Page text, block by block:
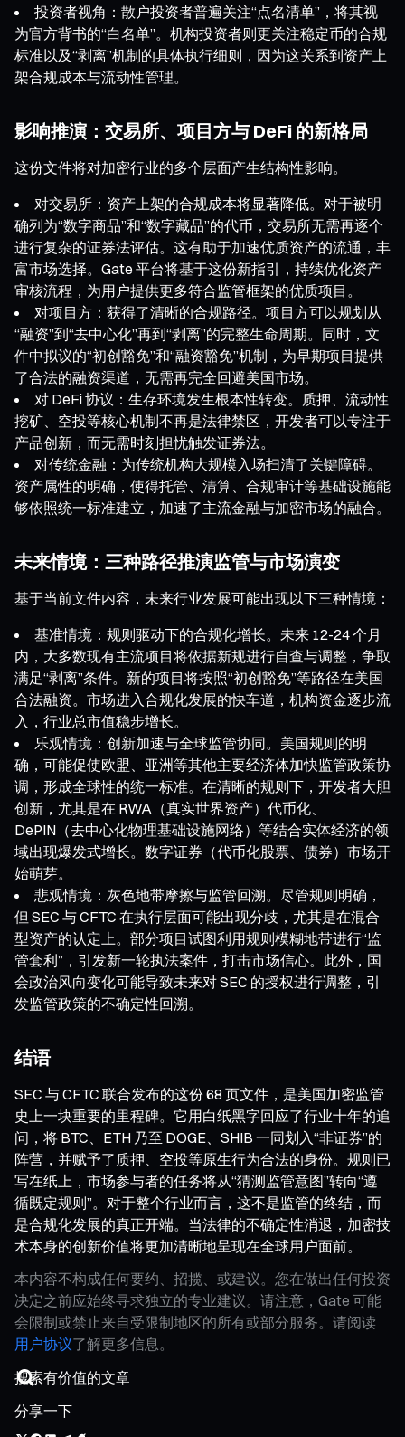
投资者视角：散户投资者普遍关注“点名清单”，将其视
为官方背书的“白名单”。机构投资者则更关注稳定币的合规
标准以及“剥离”机制的具体执行细则，因为这关系到资产上
架合规成本与流动性管理。
影响推演：交易所、项目方与 DeFi 的新格局
这份文件将对加密行业的多个层面产生结构性影响。
对交易所：资产上架的合规成本将显著降低。对于被明
确列为“数字商品”和“数字藏品”的代币，交易所无需再逐个
进行复杂的证券法评估。这有助于加速优质资产的流通，丰
富市场选择。Gate 平台将基于这份新指引，持续优化资产
审核流程，为用户提供更多符合监管框架的优质项目。
对项目方：获得了清晰的合规路径。项目方可以规划从
“融资”到“去中心化”再到“剥离”的完整生命周期。同时，文
件中拟议的“初创豁免”和“融资豁免”机制，为早期项目提供
了合法的融资渠道，无需再完全回避美国市场。
对 DeFi 协议：生存环境发生根本性转变。质押、流动性
挖矿、空投等核心机制不再是法律禁区，开发者可以专注于
产品创新，而无需时刻担忧触发证券法。
对传统金融：为传统机构大规模入场扫清了关键障碍。
资产属性的明确，使得托管、清算、合规审计等基础设施能
够依照统一标准建立，加速了主流金融与加密市场的融合。
未来情境：三种路径推演监管与市场演变
基于当前文件内容，未来行业发展可能出现以下三种情境：
基准情境：规则驱动下的合规化增长。未来 12-24 个月
内，大多数现有主流项目将依据新规进行自查与调整，争取
满足“剥离”条件。新的项目将按照“初创豁免”等路径在美国
合法融资。市场进入合规化发展的快车道，机构资金逐步流
入，行业总市值稳步增长。
乐观情境：创新加速与全球监管协同。美国规则的明
确，可能促使欧盟、亚洲等其他主要经济体加快监管政策协
调，形成全球性的统一标准。在清晰的规则下，开发者大胆
创新，尤其是在 RWA（真实世界资产）代币化、
DePIN（去中心化物理基础设施网络）等结合实体经济的领
域出现爆发式增长。数字证券（代币化股票、债券）市场开
始萌芽。
悲观情境：灰色地带摩擦与监管回溯。尽管规则明确，
但 SEC 与 CFTC 在执行层面可能出现分歧，尤其是在混合
型资产的认定上。部分项目试图利用规则模糊地带进行“监
管套利”，引发新一轮执法案件，打击市场信心。此外，国
会政治风向变化可能导致未来对 SEC 的授权进行调整，引
发监管政策的不确定性回溯。
结语
SEC 与 CFTC 联合发布的这份 68 页文件，是美国加密监管
史上一块重要的里程碑。它用白纸黑字回应了行业十年的追
问，将 BTC、ETH 乃至 DOGE、SHIB 一同划入“非证券”的
阵营，并赋予了质押、空投等原生行为合法的身份。规则已
写在纸上，市场参与者的任务将从“猜测监管意图”转向“遵
循既定规则”。对于整个行业而言，这不是监管的终结，而
是合规化发展的真正开端。当法律的不确定性消退，加密技
术本身的创新价值将更加清晰地呈现在全球用户面前。
本内容不构成任何要约、招揽、或建议。您在做出任何投资
决定之前应始终寻求独立的专业建议。请注意，Gate 可能
会限制或禁止来自受限制地区的所有或部分服务。请阅读
用户协议了解更多信息。
分享一下